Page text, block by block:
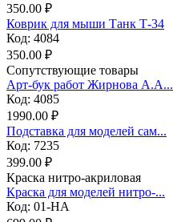
350.00 ₽
Коврик для мыши Танк Т-34
Код: 4084
350.00 ₽
Сопутствующие товары
Арт-бук работ Жирнова А.А...
Код: 4085
1990.00 ₽
Подставка для моделей сам...
Код: 7235
399.00 ₽
Краска нитро-акриловая
Краска для моделей нитро-...
Код: 01-НА